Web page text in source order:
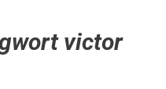
victor